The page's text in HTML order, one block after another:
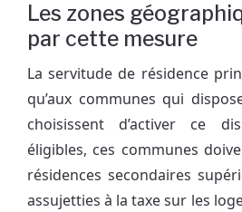
Les zones
par cette mesure
La servitude de résidence
qu’aux communes qui
choisissent d’activer ce
éligibles, ces communes
résidences secondaires
assujetties à la taxe sur les